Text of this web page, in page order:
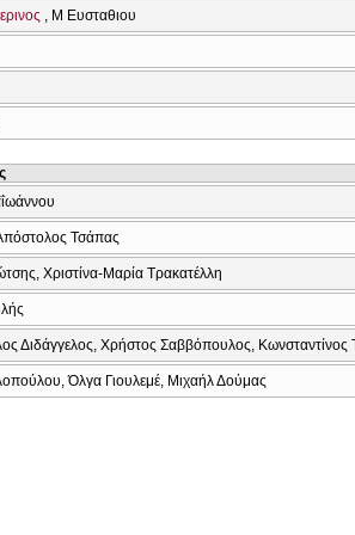
Μ Ευσταθιου
Τσάπας
Χριστίνα-Μαρία Τρακατέλλη
Διδάγγελος, Χρήστος Σαββόπουλος, Κωνσταντίνος
Όλγα Γιουλεμέ, Μιχαήλ Δούμας